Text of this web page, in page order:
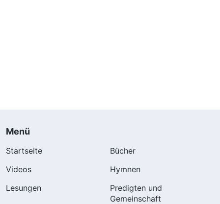
Menü
Startseite
Bücher
Videos
Hymnen
Lesungen
Predigten und
Gemeinschaft